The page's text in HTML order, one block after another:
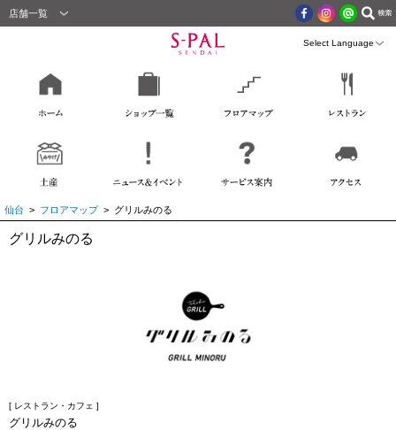
店舗一覧
仙台 > フロアマップ> グリルみのる
グリルみのる
[ レストラン・カフェ ]
グリルみのる